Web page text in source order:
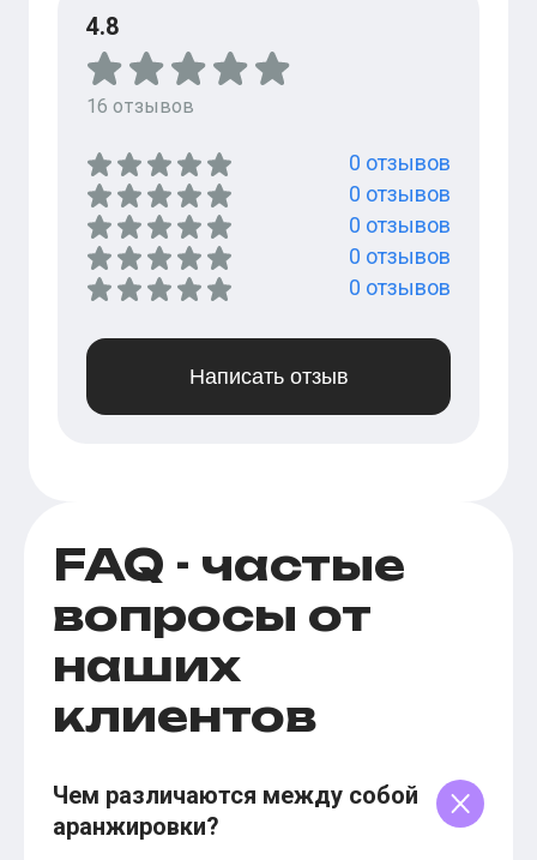
4.8
16 отзывов
0 отзывов
0 отзывов
0 отзывов
0 отзывов
0 отзывов
Написать отзыв
FAQ - частые
вопросы от
наших
клиентов
Чем различаются между собой
аранжировки?